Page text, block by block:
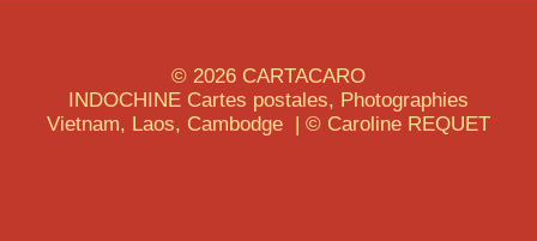
© 2026 CARTACARO
INDOCHINE Cartes postales, Photographies
Vietnam, Laos, Cambodge | © Caroline REQUET